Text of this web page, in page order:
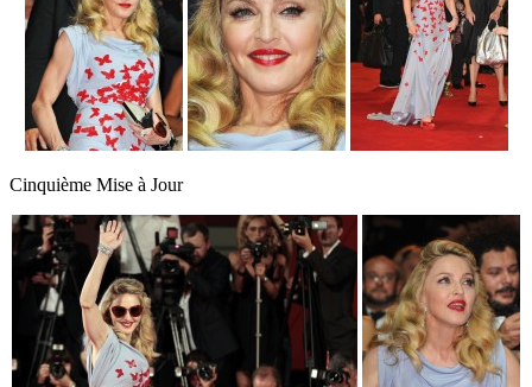
Cinquième Mise à Jour